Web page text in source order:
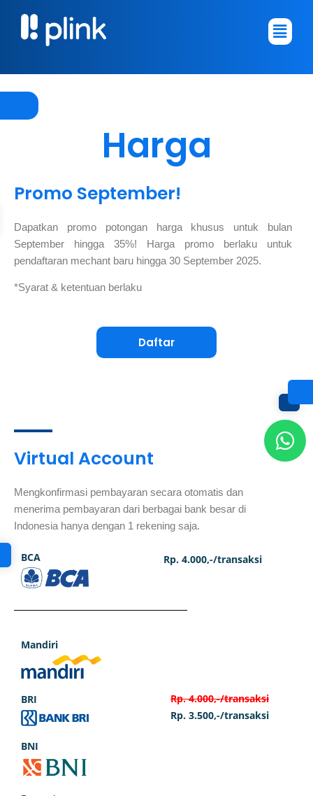
content
Main
Menu
Harga
Promo September!
Dapatkan promo potongan harga khusus untuk bulan
September hingga 35%! Harga promo berlaku untuk
pendaftaran mechant baru hingga 30 September 2025.
*Syarat & ketentuan berlaku
Daftar
Virtual Account
Mengkonfirmasi pembayaran secara otomatis dan
menerima pembayaran dari berbagai bank besar di
Indonesia hanya dengan 1 rekening saja.
BCA Rp. 4.000,-/transaksi
Mandiri
BRI
Rp. 4.000,-/transaksi
Rp. 3.500,-/transaksi
BNI
W
h